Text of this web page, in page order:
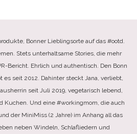
Bonner Lieblingsorte auf das #ootd.
Stets unterhaltsame Stories, die mehr
Bericht. Ehrlich und authentisch. Den Bonn
es seit 2012. Dahinter steckt Jana, verliebt,
seit Juli 2019, vegetarisch lebend,
Kuchen. Und eine #workingmom, die auch
der MiniMiss (2 Jahre) im Anhang all das
neben Windeln, Schlafliedern und